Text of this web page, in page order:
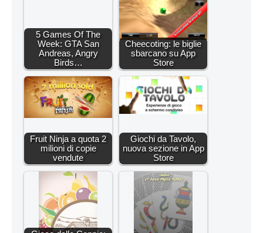
5 Games Of The
Week: GTA San
Andreas, Angry
Birds…
Cheecoting: le biglie
sbarcano su App
Store
Fruit Ninja a quota 2
milioni di copie
vendute
Giochi da Tavolo,
nuova sezione in App
Store